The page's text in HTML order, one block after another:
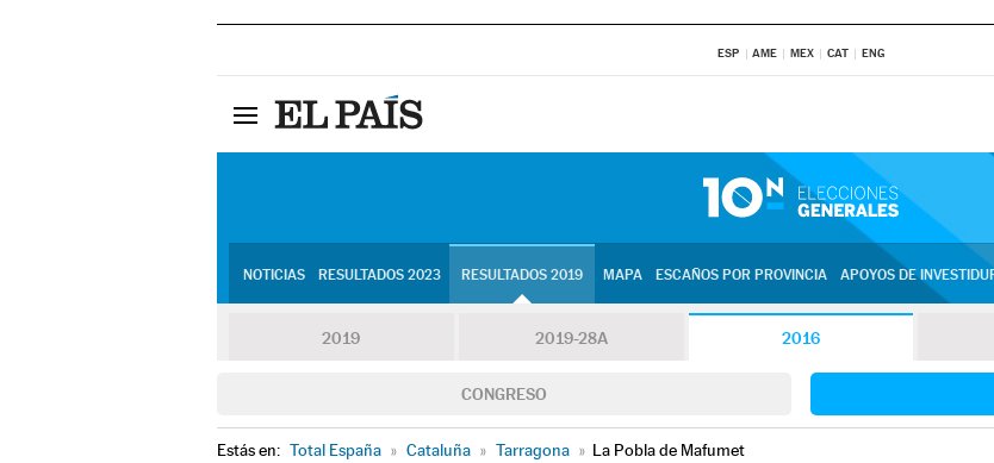
ESP AME MEX CAT ENG
NOTICIAS RESULTADOS 2023 RESULTADOS 2019 MAPA ESCAÑOS POR PROVINCIA APOYOS DE
2019 2019-28A 2016
CONGRESO
Estás en: Total España » Cataluña » Tarragona » La Pobla de Mafumet